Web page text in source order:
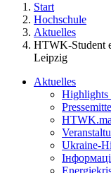
Start
Hochschule
Aktuelles
HTWK-Student
Leipzig
Aktuelles
Highlights
Ukraine-